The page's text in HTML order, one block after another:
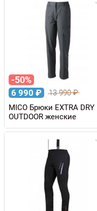
-50%
6 990 ₽ 13 990₽
MICO Брюки EXTRA DRY
OUTDOOR женские